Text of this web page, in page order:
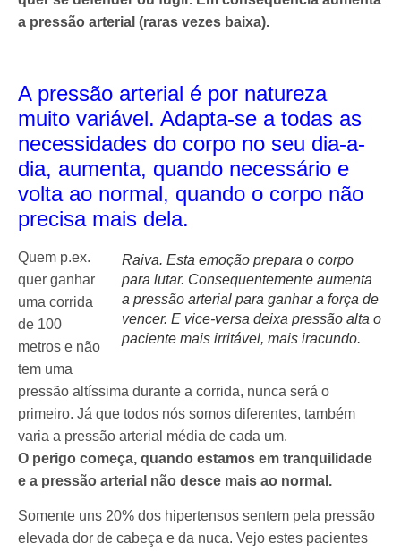
a pressão arterial (raras vezes baixa).
A pressão arterial é por natureza
muito variável. Adapta-se a todas as
necessidades do corpo no seu dia-a-
dia, aumenta, quando necessário e
volta ao normal, quando o corpo não
precisa mais dela.
Raiva. Esta emoção prepara o corpo
para lutar. Consequentemente aumenta
a pressão arterial para ganhar a força de
vencer. E vice-versa deixa pressão alta o
paciente mais irritável, mais iracundo.
Quem p.ex.
quer ganhar
uma corrida
de 100
metros e não
tem uma
pressão altíssima durante a corrida, nunca será o
primeiro. Já que todos nós somos diferentes, também
varia a pressão arterial média de cada um.
O perigo começa, quando estamos em tranquilidade
e a pressão arterial não desce mais ao normal.
Somente uns 20% dos hipertensos sentem pela pressão
elevada dor de cabeça e da nuca. Vejo estes pacientes